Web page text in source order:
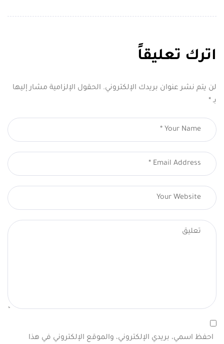
اترك تعليقاً
لن يتم نشر عنوان بريدك الإلكتروني. الحقول الإلزامية مشار إليها
بـ *
احفظ اسمي، بريدي الإلكتروني، والموقع الإلكتروني في هذا